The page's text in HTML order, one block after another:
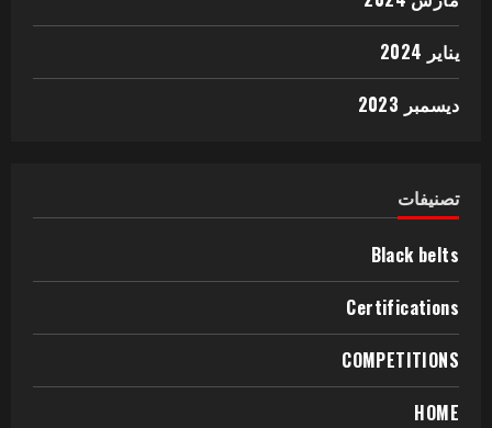
يناير 2024
ديسمبر 2023
تصنيفات
Black belts
Certifications
COMPETITIONS
HOME